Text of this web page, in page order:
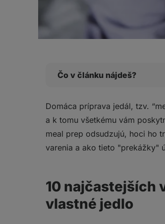
Čo v článku nájdeš?
10 najčastejších
1. Nemám na to čas
2. Nechcem jesť stále to
3. Neviem variť
4. Zašpiním pri tom celú
6. Každý chce jesť niečo
7. Mám dôležitejšie veci
8. Je to moc drahé
Domáca príprava jedál, tzv.
a k tomu všetkému vám
meal prep odsudzujú, hoci ho
varenia a ako tieto "prekážky"
10 najčastejších
vlastné jedlo